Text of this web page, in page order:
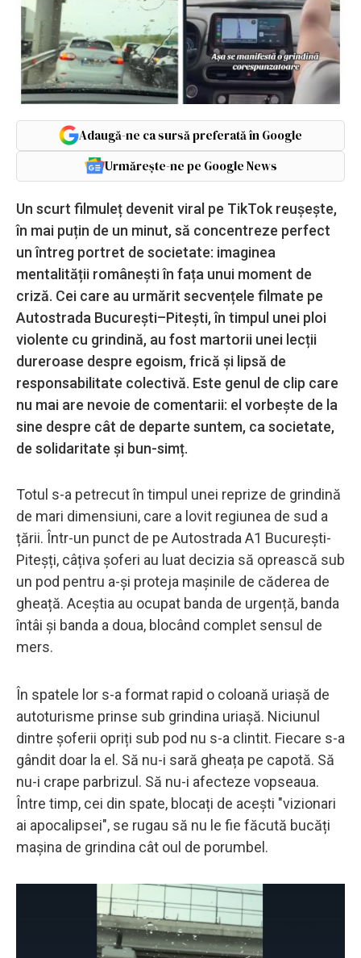
Adaugă-ne ca sursă preferată în Google
Urmărește-ne pe Google News
Un scurt filmuleț devenit viral pe TikTok reușește,
în mai puțin de un minut, să concentreze perfect
un întreg portret de societate: imaginea
mentalității românești în fața unui moment de
criză. Cei care au urmărit secvențele filmate pe
Autostrada București–Pitești, în timpul unei ploi
violente cu grindină, au fost martorii unei lecții
dureroase despre egoism, frică și lipsă de
responsabilitate colectivă. Este genul de clip care
nu mai are nevoie de comentarii: el vorbește de la
sine despre cât de departe suntem, ca societate,
de solidaritate și bun-simț.
Totul s-a petrecut în timpul unei reprize de grindină
de mari dimensiuni, care a lovit regiunea de sud a
țării. Într-un punct de pe Autostrada A1 București-
Piteșți, câțiva șoferi au luat decizia să oprească sub
un pod pentru a-și proteja mașinile de căderea de
gheață. Aceștia au ocupat banda de urgență, banda
întâi și banda a doua, blocând complet sensul de
mers.
În spatele lor s-a format rapid o coloană uriașă de
autoturisme prinse sub grindina uriașă. Niciunul
dintre șoferii opriți sub pod nu s-a clintit. Fiecare s-a
gândit doar la el. Să nu-i sară gheața pe capotă. Să
nu-i crape parbrizul. Să nu-i afecteze vopseaua.
Între timp, cei din spate, blocați de acești "vizionari
ai apocalipsei", se rugau să nu le fie făcută bucăți
mașina de grindina cât oul de porumbel.